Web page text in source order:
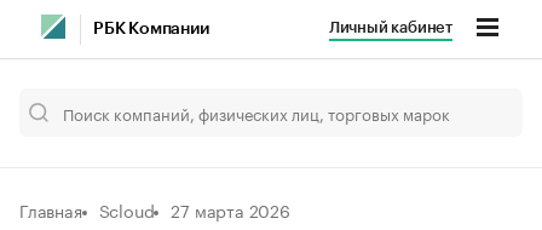
РБК Компании Личный кабинет
Главная Scloud 27 марта 2026